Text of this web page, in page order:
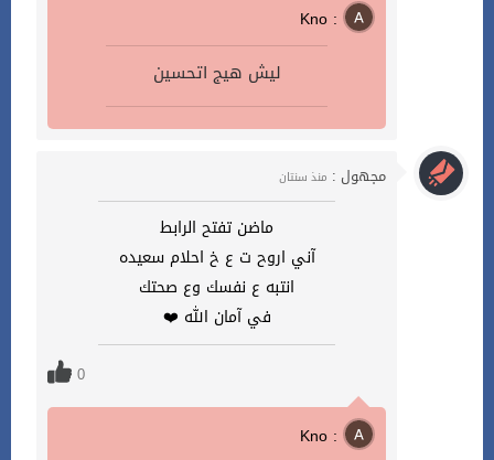
Kno :
ليش هيج اتحسين
مجهول : منذ سنتان
ماضن تفتح الرابط
آني اروح ت ع خ احلام سعيده
انتبه ع نفسك وع صحتك
في آمان الله ❤️
0
Kno :